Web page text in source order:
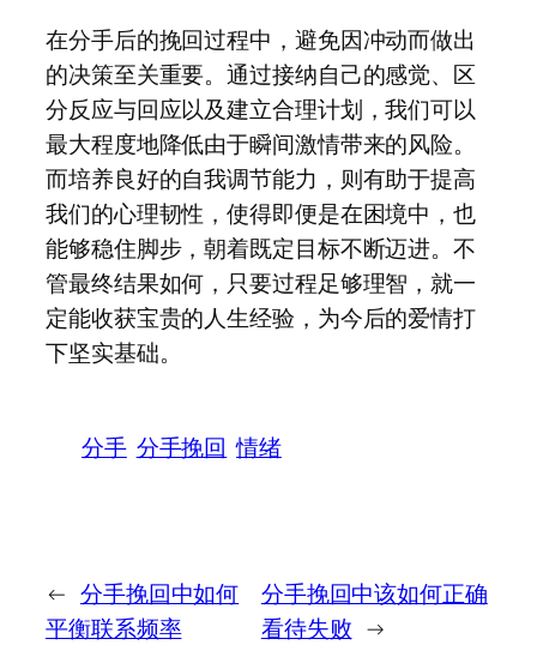
在分手后的挽回过程中，避免因冲动而做出
的决策至关重要。通过接纳自己的感觉、区
分反应与回应以及建立合理计划，我们可以
最大程度地降低由于瞬间激情带来的风险。
而培养良好的自我调节能力，则有助于提高
我们的心理韧性，使得即便是在困境中，也
能够稳住脚步，朝着既定目标不断迈进。不
管最终结果如何，只要过程足够理智，就一
定能收获宝贵的人生经验，为今后的爱情打
下坚实基础。
分手 分手挽回 情绪
← 分手挽回中如何
平衡联系频率
分手挽回中该如何正确
看待失败 →